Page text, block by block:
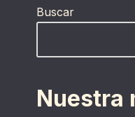
Buscar
Nuestra